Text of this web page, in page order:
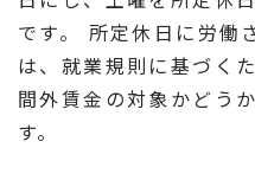
です。 所定休日に労働
は、就業規則に基づく
間外賃金の対象かどう
す。